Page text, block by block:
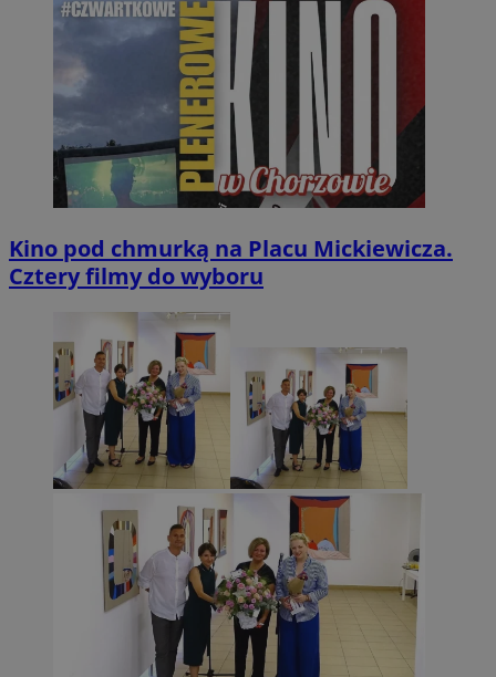
Kino pod chmurką na Placu Mickiewicza.
Cztery filmy do wyboru